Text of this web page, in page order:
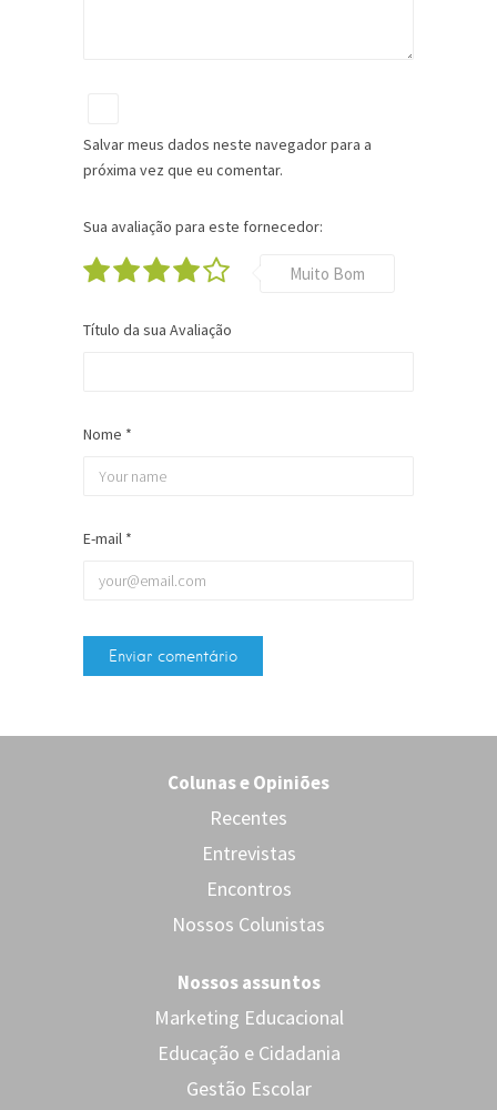
Nome *
E-mail *
Salvar meus dados neste navegador para a
próxima vez que eu comentar.
Sua avaliação para este fornecedor:
Muito Bom
Título da sua Avaliação
Colunas e Opiniões
Recentes
Entrevistas
Encontros
Nossos Colunistas
Nossos assuntos
Marketing Educacional
Educação e Cidadania
Gestão Escolar